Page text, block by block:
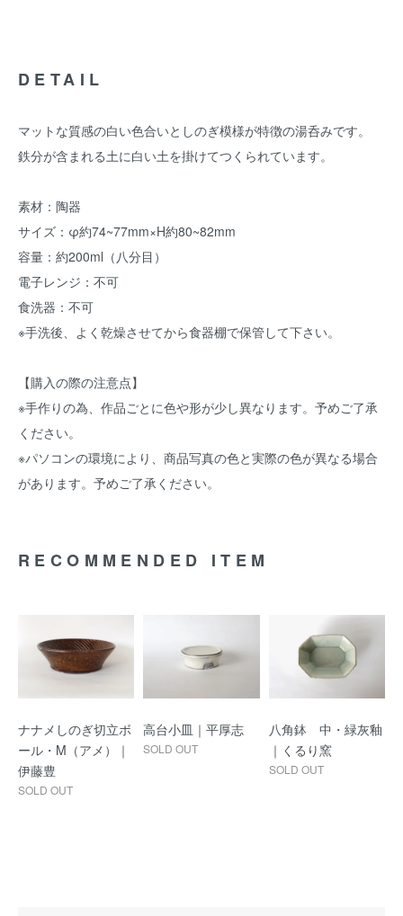
DETAIL
マットな質感の白い色合いとしのぎ模様が特徴の湯呑みです。
鉄分が含まれる土に白い土を掛けてつくられています。
素材：陶器
サイズ：φ約74~77mm×H約80~82mm
容量：約200ml（八分目）
電子レンジ：不可
食洗器：不可
※手洗後、よく乾燥させてから食器棚で保管して下さい。
【購入の際の注意点】
※手作りの為、作品ごとに色や形が少し異なります。予めご了承
ください。
※パソコンの環境により、商品写真の色と実際の色が異なる場合
があります。予めご了承ください。
RECOMMENDED ITEM
ナナメしのぎ切立ボ
ール・M（アメ）｜
伊藤豊
SOLD OUT
高台小皿｜平厚志
SOLD OUT
八角鉢 中・緑灰釉
｜くるり窯
SOLD OUT